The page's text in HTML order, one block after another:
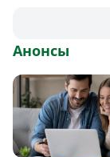
Анонсы